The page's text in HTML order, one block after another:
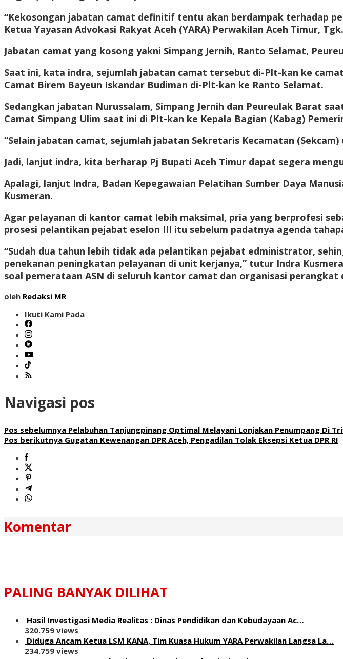
“Kekosongan jabatan camat definitif tentu akan berdampak terhadap
Ketua Yayasan Advokasi Rakyat Aceh (YARA) Perwakilan Aceh Timur,
Jabatan camat yang kosong yakni Simpang Jernih, Ranto Selamat,
Saat ini, kata indra, sejumlah jabatan camat tersebut di-Plt-kan ke
Camat Birem Bayeun Iskandar Budiman di-Plt-kan ke Ranto Selamat.
Sedangkan jabatan Nurussalam, Simpang Jernih dan Peureulak Barat
Camat Simpang Ulim saat ini di Plt-kan ke Kepala Bagian (Kabag)
“Selain jabatan camat, sejumlah jabatan Sekretaris Kecamatan (Sekcam)
Jadi, lanjut indra, kita berharap Pj Bupati Aceh Timur dapat segera
Apalagi, lanjut Indra, Badan Kepegawaian Pelatihan Sumber Daya
Kusmeran.
Agar pelayanan di kantor camat lebih maksimal, pria yang berprofesi
prosesi pelantikan pejabat eselon III itu sebelum padatnya agenda
“Sudah dua tahun lebih tidak ada pelantikan pejabat edministrator,
penekanan peningkatan pelayanan di unit kerjanya,” tutur Indra
soal pemerataan ASN di seluruh kantor camat dan organisasi perangkat
oleh Redaksi MR
Ikuti Kami Pada
Navigasi pos
Pos sebelumnya Pelabuhan Tanjungpinang Optimal Melayani Lonjakan Penumpang Di
Pos berikutnya Gugatan Kewenangan DPR Aceh, Pengadilan Tolak Eksepsi Ketua DPR RI
Komentar
PALING BANYAK DILIHAT
Hasil Investigasi Media Realitas : ‎Dinas Pendidikan dan Kebudayaan Ac…
320.759 views
Diduga Ancam Ketua LSM KANA, Tim Kuasa Hukum YARA Perwakilan Langsa La…
234.759 views